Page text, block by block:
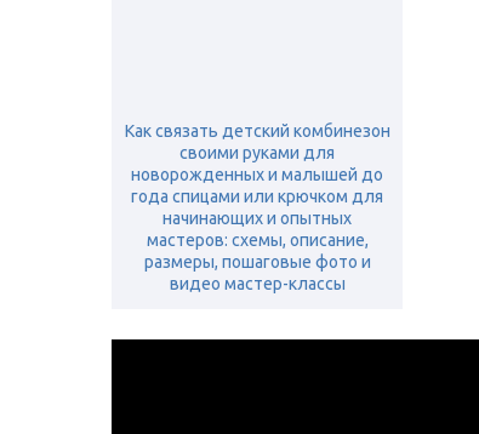
Как связать детский комбинезон
своими руками для
новорожденных и малышей до
года спицами или крючком для
начинающих и опытных
мастеров: схемы, описание,
размеры, пошаговые фото и
видео мастер-классы